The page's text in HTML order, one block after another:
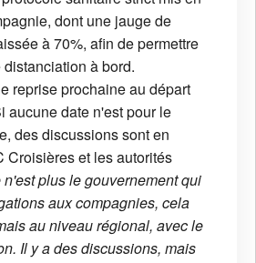
dont une jauge de
à 70%, afin de permettre
à bord.
reprise prochaine au départ
aucune date n'est pour le
des discussions sont en
Croisières et les autorités
n'est plus le gouvernement qui
aux compagnies, cela
au niveau régional, avec le
Il y a des discussions, mais